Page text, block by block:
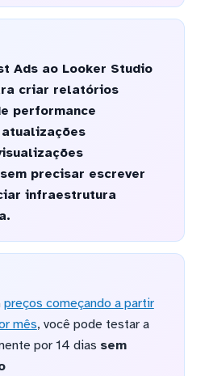
Ads ao Looker Studio
criar relatórios
performance
precisar escrever
infraestrutura
preços começando a partir
mês, você pode testar a
por 14 dias sem